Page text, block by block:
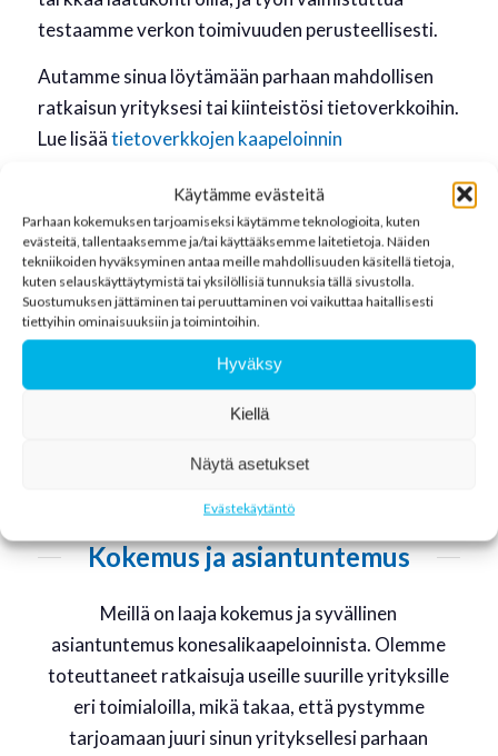
Käytämme evästeitä
Parhaan kokemuksen tarjoamiseksi käytämme teknologioita, kuten
evästeitä, tallentaaksemme ja/tai käyttääksemme laitetietoja. Näiden
tekniikoiden hyväksyminen antaa meille mahdollisuuden käsitellä tietoja,
kuten selauskäyttäytymistä tai yksilöllisiä tunnuksia tällä sivustolla.
Suostumuksen jättäminen tai peruuttaminen voi vaikuttaa haitallisesti
tiettyihin ominaisuuksiin ja toimintoihin.
Hyväksy
Kiellä
Näytä asetukset
Evästekäytäntö
testaamme verkon toimivuuden perusteellisesti.
Autamme sinua löytämään parhaan mahdollisen
ratkaisun yrityksesi tai kiinteistösi tietoverkkoihin.
Lue lisäätietoverkkojen kaapeloinnin
MIKSI VALITA RMK-
TELEVERKOT OY?
Kokemus ja asiantuntemus
Meillä on laaja kokemus ja syvällinen
asiantuntemus konesalikaapeloinnista. Olemme
toteuttaneet ratkaisuja useille suurille yrityksille
eri toimialoilla, mikä takaa, että pystymme
tarjoamaan juuri sinun yrityksellesi parhaan